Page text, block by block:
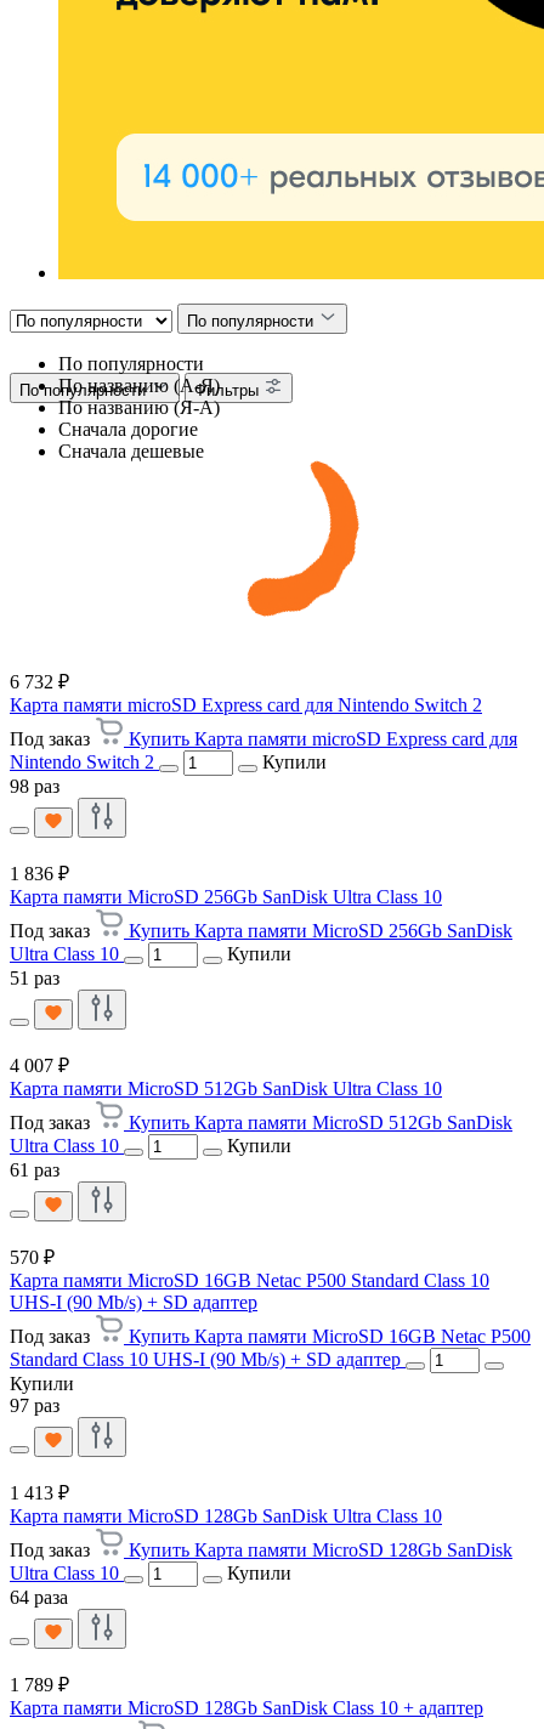
По популярности
По популярности
По названию (А-Я)
По названию (Я-А)
Сначала дорогие
Сначала дешевые
По популярности Фильтры
6 732 ₽
Карта памяти microSD Express card для Nintendo Switch 2
Под заказ
Купить Карта памяти microSD Express card для
Nintendo Switch 2
Купили
98 раз
1 836 ₽
Карта памяти MicroSD 256Gb SanDisk Ultra Class 10
Под заказ
Купить Карта памяти MicroSD 256Gb SanDisk
Ultra Class 10
Купили
51 раз
4 007 ₽
Карта памяти MicroSD 512Gb SanDisk Ultra Class 10
Под заказ
Купить Карта памяти MicroSD 512Gb SanDisk
Ultra Class 10
Купили
61 раз
570 ₽
Карта памяти MicroSD 16GB Netac P500 Standard Class 10
UHS-I (90 Mb/s) + SD адаптер
Под заказ
Купить Карта памяти MicroSD 16GB Netac P500
Standard Class 10 UHS-I (90 Mb/s) + SD адаптер
Купили
97 раз
1 413 ₽
Карта памяти MicroSD 128Gb SanDisk Ultra Class 10
Под заказ
Купить Карта памяти MicroSD 128Gb SanDisk
Ultra Class 10
Купили
64 раза
1 789 ₽
Карта памяти MicroSD 128Gb SanDisk Class 10 + адаптер